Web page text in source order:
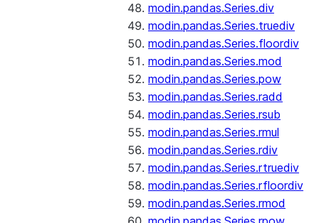
modin.pandas.Series.div
modin.pandas.Series.truediv
modin.pandas.Series.floordiv
modin.pandas.Series.mod
modin.pandas.Series.pow
modin.pandas.Series.radd
modin.pandas.Series.rsub
modin.pandas.Series.rmul
modin.pandas.Series.rdiv
modin.pandas.Series.rtruediv
modin.pandas.Series.rfloordiv
modin.pandas.Series.rmod